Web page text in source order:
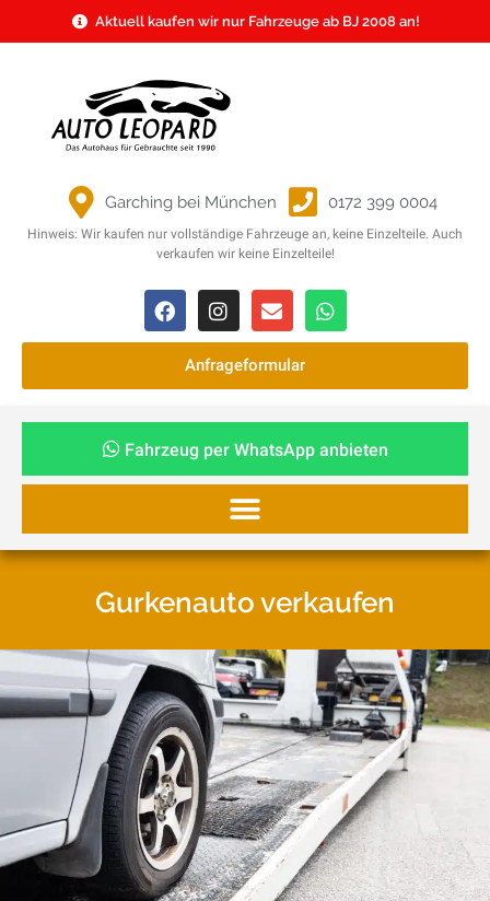
Aktuell kaufen wir nur Fahrzeuge ab BJ 2008 an!
Garching bei München 0172 399 0004
Hinweis: Wir kaufen nur vollständige Fahrzeuge an, keine Einzelteile. Auch
verkaufen wir keine Einzelteile!
Anfrageformular
Fahrzeug per WhatsApp anbieten
Gurkenauto verkaufen